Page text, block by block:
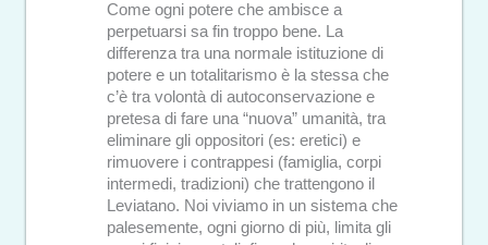
Come ogni potere che ambisce a
perpetuarsi sa fin troppo bene. La
differenza tra una normale istituzione di
potere e un totalitarismo è la stessa che
c’è tra volontà di autoconservazione e
pretesa di fare una “nuova” umanità, tra
eliminare gli oppositori (es: eretici) e
rimuovere i contrappesi (famiglia, corpi
intermedi, tradizioni) che trattengono il
Leviatano. Noi viviamo in un sistema che
palesemente, ogni giorno di più, limita gli